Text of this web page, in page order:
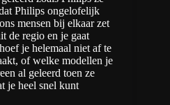
Philips ongelofelijk
mensen bij elkaar zet
de regio en je gaat
je helemaal niet af te
of welke modellen je
al geleerd toen ze
je heel snel kunt